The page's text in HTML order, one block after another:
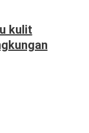
kulit